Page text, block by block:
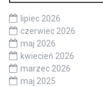
lipiec 2026
czerwiec 2026
maj 2026
kwiecień 2026
marzec 2026
maj 2025